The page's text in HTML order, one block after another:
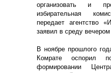
организовать и
избирательная
передает агентство
заявил в среду
В ноябре прошлого
Комрате оспорил
формировании